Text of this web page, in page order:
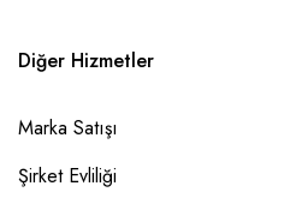
Diğer Hizmetler
Marka Satışı
Şirket Evliliği